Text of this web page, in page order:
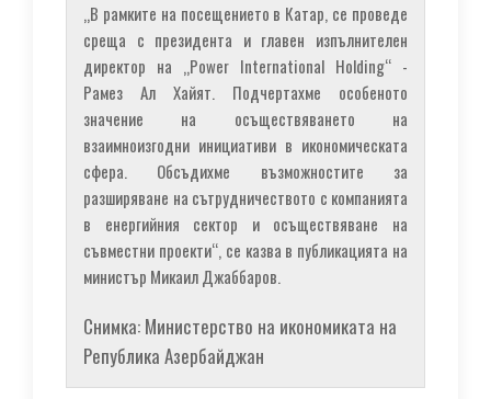
„В рамките на посещението в Катар, се проведе
среща с президента и главен изпълнителен
директор на „Power International Holding“ -
Рамез Ал Хайят. Подчертахме особеното
значение на осъществяването на
взаимноизгодни инициативи в икономическата
сфера. Обсъдихме възможностите за
разширяване на сътрудничеството с компанията
в енергийния сектор и осъществяване на
съвместни проекти“, се казва в публикацията на
министър Микаил Джаббаров.
Снимка: Министерство на икономиката на
Република Азербайджан